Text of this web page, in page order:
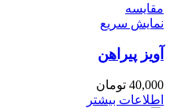
مقايسه
نمایش سریع
آویز پیراهن
40,000 تومان
اطلاعات بیشتر